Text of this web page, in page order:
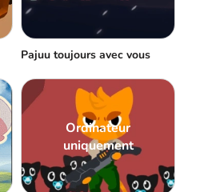
Pajuu toujours avec vous
Ordinateur
uniquement